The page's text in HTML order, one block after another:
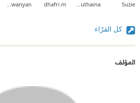
Suzie
Drbouthaina
dhafri.m
mahawanyan
كل القرّاء
المؤلف